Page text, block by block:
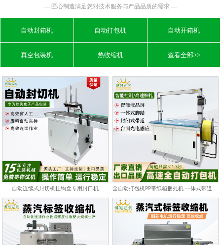
— 匠心制造满足您对技术服务与产品品质的需求 —
自动封箱机 自动打包机 自动开箱机
真空包装机 热收缩机 查看全部>>
自动连续式封切机挂钩盒专用封口机